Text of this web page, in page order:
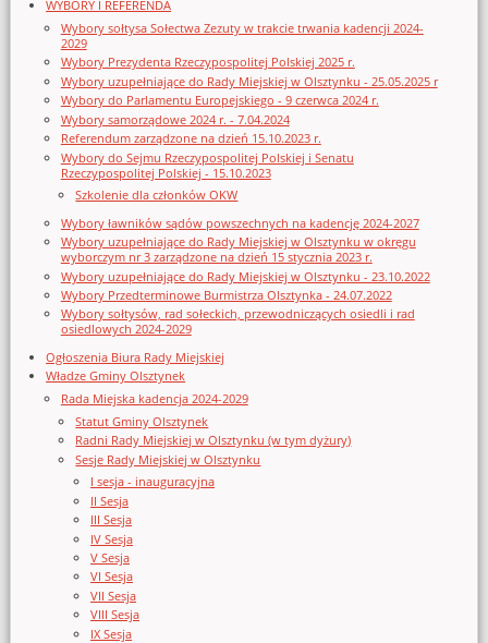
WYBORY I REFERENDA
Wybory sołtysa Sołectwa Zezuty w trakcie trwania kadencji 2024-
2029
Wybory Prezydenta Rzeczypospolitej Polskiej 2025 r.
Wybory uzupełniające do Rady Miejskiej w Olsztynku - 25.05.2025 r
Wybory do Parlamentu Europejskiego - 9 czerwca 2024 r.
Wybory samorządowe 2024 r. - 7.04.2024
Referendum zarządzone na dzień 15.10.2023 r.
Wybory do Sejmu Rzeczypospolitej Polskiej i Senatu
Rzeczypospolitej Polskiej - 15.10.2023
Szkolenie dla członków OKW
Wybory ławników sądów powszechnych na kadencję 2024-2027
Wybory uzupełniające do Rady Miejskiej w Olsztynku w okręgu
wyborczym nr 3 zarządzone na dzień 15 stycznia 2023 r.
Wybory uzupełniające do Rady Miejskiej w Olsztynku - 23.10.2022
Wybory Przedterminowe Burmistrza Olsztynka - 24.07.2022
Wybory sołtysów, rad sołeckich, przewodniczących osiedli i rad
osiedlowych 2024-2029
Ogłoszenia Biura Rady Miejskiej
Władze Gminy Olsztynek
Rada Miejska kadencja 2024-2029
Statut Gminy Olsztynek
Radni Rady Miejskiej w Olsztynku (w tym dyżury)
Sesje Rady Miejskiej w Olsztynku
I sesja - inauguracyjna
II Sesja
III Sesja
IV Sesja
V Sesja
VI Sesja
VII Sesja
VIII Sesja
IX Sesja